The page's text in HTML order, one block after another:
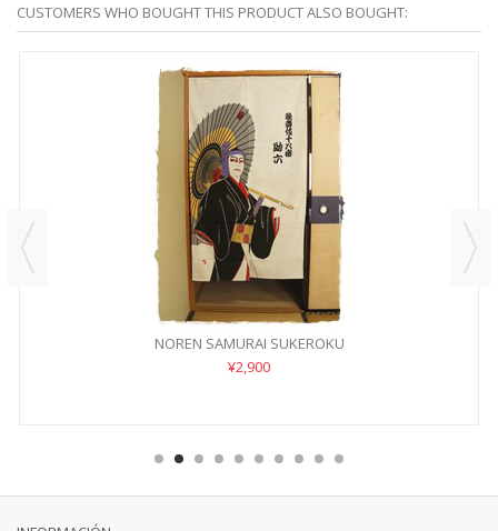
CUSTOMERS WHO BOUGHT THIS PRODUCT ALSO BOUGHT:
NOREN SAMURAI SUKEROKU
¥2,900